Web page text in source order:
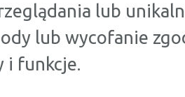
lub
lub wycofanie
i funkcje.
KTÓRE